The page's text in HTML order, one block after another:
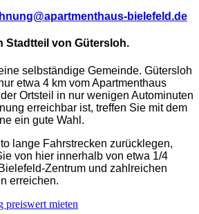
bielefeld.de
Stadtteil von Gütersloh.
selbständige Gemeinde. Gütersloh
etwa 4 km vom Apartmenthaus
Ortsteil in nur wenigen Autominuten
erreichbar ist, treffen Sie mit dem
ein gute Wahl.
lange Fahrstrecken zurücklegen,
von hier innerhalb von etwa 1/4
Zentrum und zahlreichen
erreichen.